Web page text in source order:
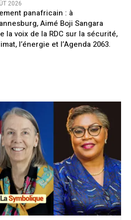
2026
panafricain : à
Aimé Boji Sangara
la voix de la RDC sur la sécurité,
l’énergie et l’Agenda 2063.